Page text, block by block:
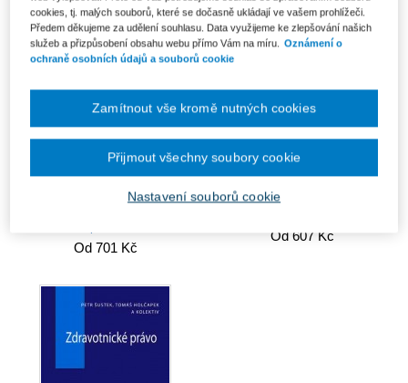
Crisis Patient Prioritization and
Od 701 Kč
Czech Health Law
Od 607 Kč
cookies, tj. malých souborů, které se dočasně ukládají ve vašem prohlížeči.
Předem děkujeme za udělení souhlasu. Data využijeme ke zlepšování našich
služeb a přizpůsobení obsahu webu přímo Vám na míru. Oznámení o
ochraně osobních údajů a souborů cookie
Nastavení souborů cookie
Zamítnout vše kromě nutných cookies
Přijmout všechny soubory cookie